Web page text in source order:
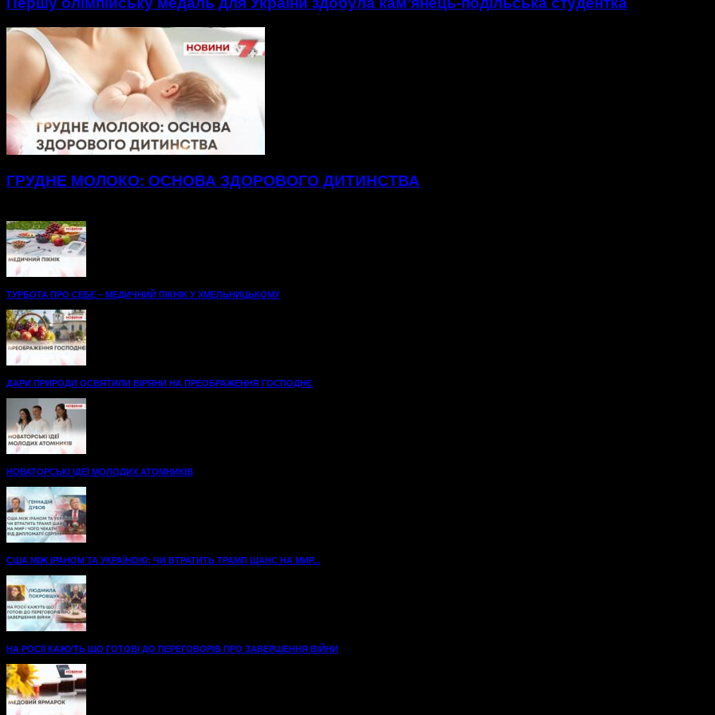
ГРУДНЕ МОЛОКО: ОСНОВА ЗДОРОВОГО ДИТИНСТВА
ТУРБОТА ПРО СЕБЕ – МЕДИЧНИЙ ПІКНІК У ХМЕЛЬНИЦЬКОМУ
ДАРИ ПРИРОДИ ОСВЯТИЛИ ВІРЯНИ НА ПРЕОБРАЖЕННЯ ГОСПОДНЄ
НОВАТОРСЬКІ ІДЕЇ МОЛОДИХ АТОМНИКІВ
США МІЖ ІРАНОМ ТА УКРАЇНОЮ: ЧИ ВТРАТИТЬ ТРАМП ШАНС НА МИР...
НА РОСІЇ КАЖУТЬ ЩО ГОТОВІ ДО ПЕРЕГОВОРІВ ПРО ЗАВЕРШЕННЯ ВІЙНИ